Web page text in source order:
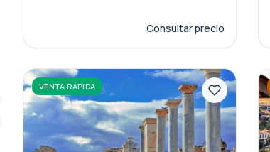
Consultar precio
VENTA RÁPIDA